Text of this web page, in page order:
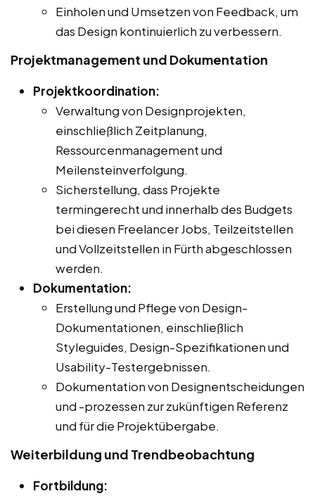
Einholen und Umsetzen von Feedback, um
das Design kontinuierlich zu verbessern.
Projektmanagement und Dokumentation
Projektkoordination:
Verwaltung von Designprojekten,
einschließlich Zeitplanung,
Ressourcenmanagement und
Meilensteinverfolgung.
Sicherstellung, dass Projekte
termingerecht und innerhalb des Budgets
bei diesen Freelancer Jobs, Teilzeitstellen
und Vollzeitstellen in Fürth abgeschlossen
werden.
Dokumentation:
Erstellung und Pflege von Design-
Dokumentationen, einschließlich
Styleguides, Design-Spezifikationen und
Usability-Testergebnissen.
Dokumentation von Designentscheidungen
und -prozessen zur zukünftigen Referenz
und für die Projektübergabe.
Weiterbildung und Trendbeobachtung
Fortbildung: